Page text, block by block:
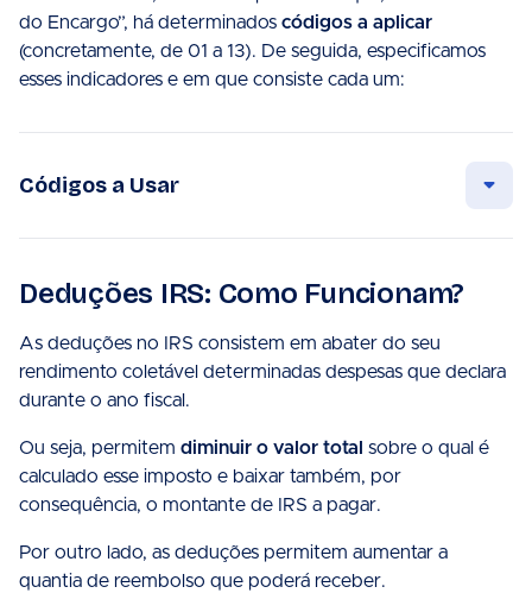
do Encargo”, há determinados códigos a aplicar
(concretamente, de 01 a 13). De seguida, especificamos
esses indicadores e em que consiste cada um:
Códigos a Usar
Deduções IRS: Como Funcionam?
As deduções no IRS consistem em abater do seu
rendimento coletável determinadas despesas que declara
durante o ano fiscal.
Ou seja, permitem diminuir o valor total sobre o qual é
calculado esse imposto e baixar também, por
consequência, o montante de IRS a pagar.
Por outro lado, as deduções permitem aumentar a
quantia de reembolso que poderá receber.